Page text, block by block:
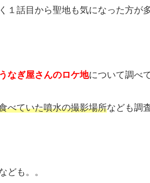
１話目から聖地も気になった方が
うなぎ屋さんのロケ地について調べ
べていた噴水の撮影場所なども調
ども。。